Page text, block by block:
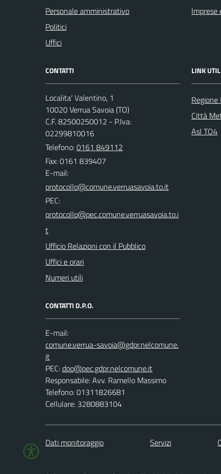
Personale amministrativo
Politici
Uffici
Imprese
CONTATTI
Localita' Valentino, 1
10020 Verrua Savoia (TO)
C.F. 82500250012 - P.Iva:
02299810016
Telefono:0161 849112
Fax: 0161 839407
E-mail:
PEC:
Ufficio Relazioni con il Pubblico
Uffici e orari
Numeri utili
CONTATTI D.P.O.
E-mail:
PEC:
Responsabile: Avv. Ramello Massimo
Telefono: 01311826681
Cellulare: 3280883104
LINK
Città
Asl TO4
Dati monitoraggio Servizi